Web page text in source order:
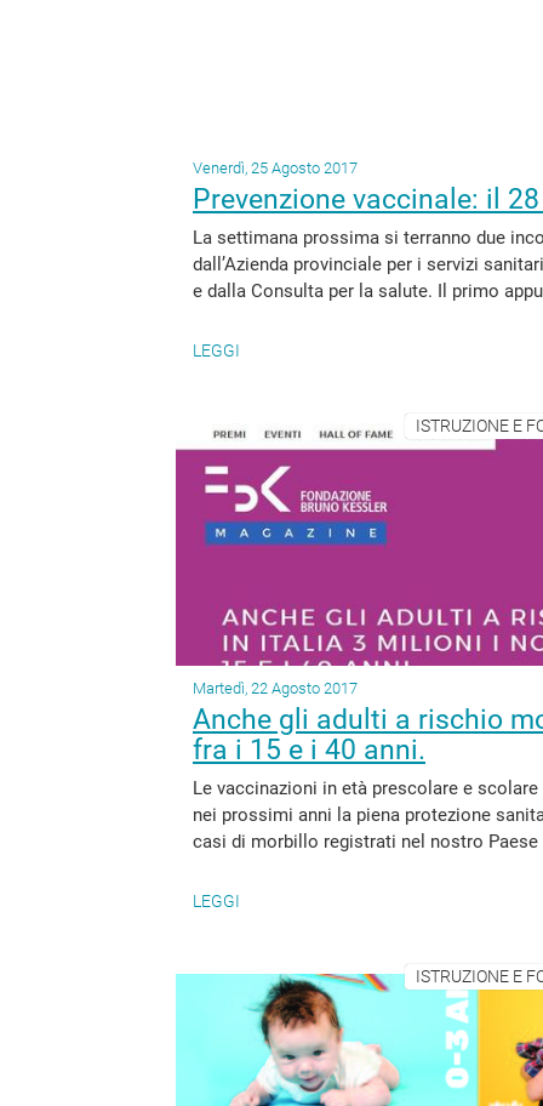
Venerdì, 25 Agosto 2017
Prevenzione vaccinale: il
La settimana prossima si terranno due
dall’Azienda provinciale per i servizi
e dalla Consulta per la salute. Il primo
LEGGI
ISTRUZIONE E
Martedì, 22 Agosto 2017
Anche gli adulti a rischio
fra i 15 e i 40 anni.
Le vaccinazioni in età prescolare e
nei prossimi anni la piena protezione
casi di morbillo registrati nel nostro Paese
LEGGI
ISTRUZIONE E